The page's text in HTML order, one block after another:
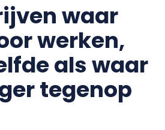
waar
werken,
als waar
tegenop